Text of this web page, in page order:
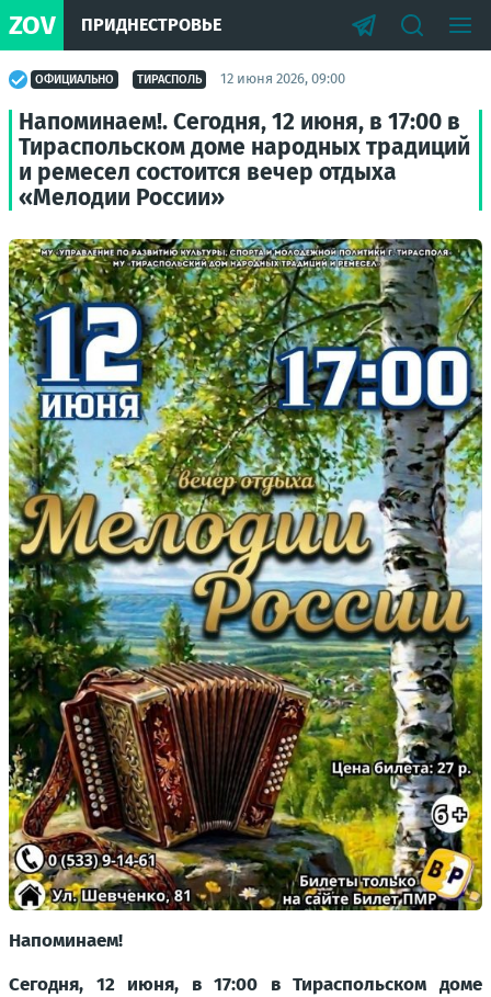
ZOV ПРИДНЕСТРОВЬЕ
ОФИЦИАЛЬНО ТИРАСПОЛЬ 12 июня 2026, 09:00
Напоминаем!. Сегодня, 12 июня, в 17:00 в
Тираспольском доме народных традиций
и ремесел состоится вечер отдыха
«Мелодии России»
Напоминаем!
Сегодня, 12 июня, в 17:00 в Тираспольском доме